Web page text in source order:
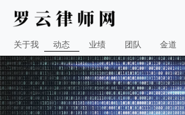
关于我 动态 业绩 团队 金道